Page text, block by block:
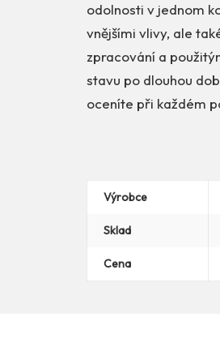
odolnosti v jednom
vnějšími vlivy, ale
zpracování a
stavu po dlouhou
oceníte při každém
Výrobce
Sklad
Cena